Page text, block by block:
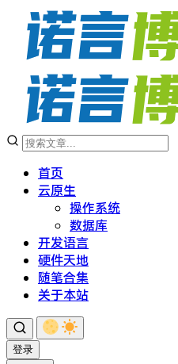
首页
云原生
操作系统
数据库
开发语言
硬件天地
随笔合集
关于本站
登录